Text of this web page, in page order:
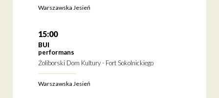
Warszawska Jesień
15:00
BUI
performans
Żoliborski Dom Kultury - Fort Sokolnickiego
Warszawska Jesień